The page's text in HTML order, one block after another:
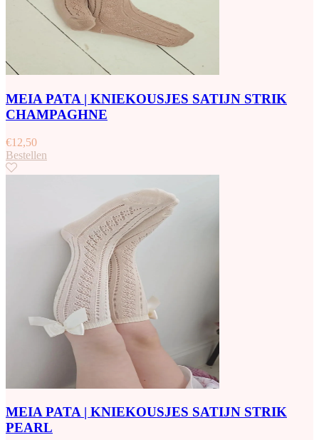
MEIA PATA | KNIEKOUSJES SATIJN STRIK
CHAMPAGHNE
€12,50
Bestellen
MEIA PATA | KNIEKOUSJES SATIJN STRIK
PEARL